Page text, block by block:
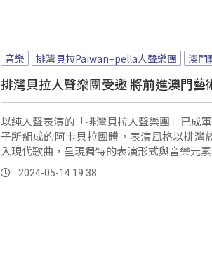
音樂 排灣貝拉Paiwan–pella人聲樂團 澳門
排灣貝拉人聲樂團受邀 將前進澳門藝
以純人聲表演的「排灣貝拉人聲樂團」已成
子所組成的阿卡貝拉團體，表演風格以排灣
入現代歌曲，呈現獨特的表演形式與音樂元
到澳門藝術節演出。
2024-05-14 19:38